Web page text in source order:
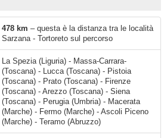
478 km – questa è la distanza tra le località
Sarzana - Tortoreto sul percorso
La Spezia (Liguria) - Massa-Carrara-
(Toscana) - Lucca (Toscana) - Pistoia
(Toscana) - Prato (Toscana) - Firenze
(Toscana) - Arezzo (Toscana) - Siena
(Toscana) - Perugia (Umbria) - Macerata
(Marche) - Fermo (Marche) - Ascoli Piceno
(Marche) - Teramo (Abruzzo)